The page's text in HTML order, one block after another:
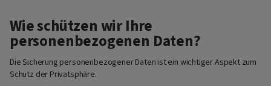
Wie schützen wir Ihre
personenbezogenen Daten?
Die Sicherung personenbezogener Daten ist ein wichtiger Aspekt zum
Schutz der Privatsphäre.